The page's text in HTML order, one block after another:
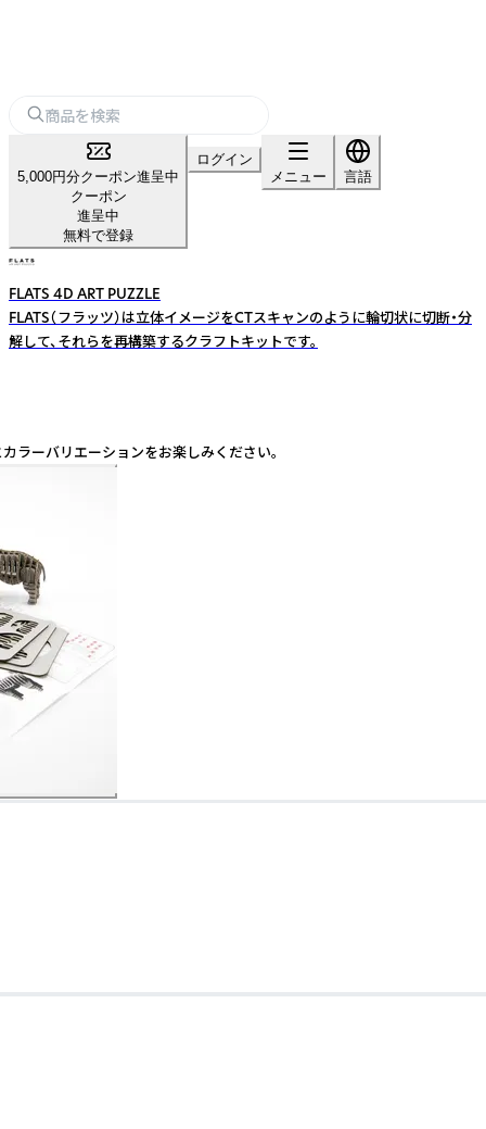
5,000円分クーポン進呈中
クーポン
進呈中
無料で登録
ログイン
メニュー
言語
FLATS 4D ART PUZZLE
FLATS（フラッツ）は立体イメージをCTスキャンのように輪切状に切断・分
解して、それらを再構築するクラフトキットです。
ラーバリエーションをお楽しみください。